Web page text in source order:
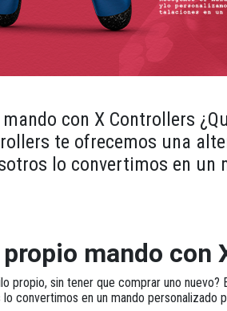
con X Controllers
te ofrecemos una
lo convertimos en un
mando con
propio, sin tener que comprar uno nuevo?
convertimos en un mando personalizado